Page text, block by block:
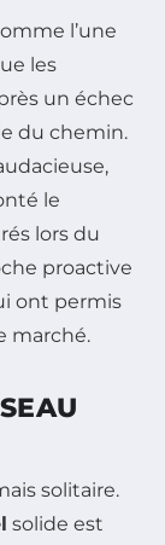
l’une
les
un échec
du chemin.
le
lors du
proactive
ont permis
marché.
solitaire.
solide est